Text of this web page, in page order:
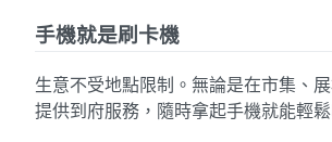
手機就是刷卡機
生意不受地點限制。無論是在市集、
提供到府服務，隨時拿起手機就能輕鬆